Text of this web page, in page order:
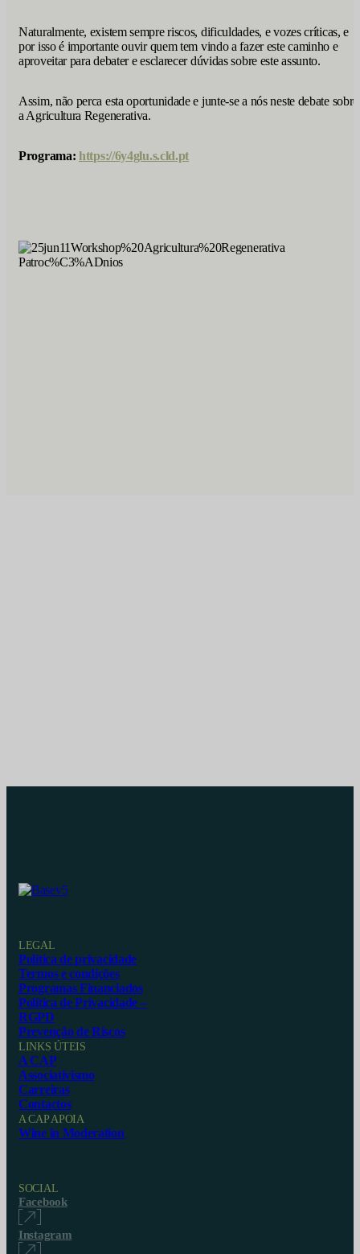
Naturalmente, existem sempre riscos, dificuldades, e vozes críticas, e
por isso é importante ouvir quem tem vindo a fazer este caminho e
aproveitar para debater e esclarecer dúvidas sobre este assunto.
Assim, não perca esta oportunidade e junte-se a nós neste debate sobre
a Agricultura Regenerativa.
Programa: https://6y4glu.s.cld.pt
LEGAL
Política de privacidade
Termos e condições
Programas Financiados
Política de Privacidade –
RGPD
Prevenção de Riscos
LINKS ÚTEIS
A CAP
Associativismo
Carreiras
Contactos
A CAP APOIA
Wine in Moderation
SOCIAL
Facebook
Instagram